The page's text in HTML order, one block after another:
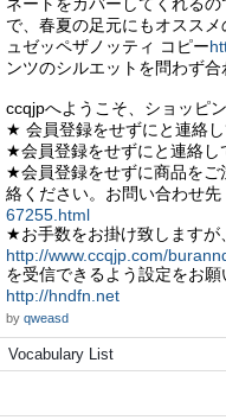
で、春夏の足元にもオスス
ュゼッペザノッティ コピー
ンツのシルエットを問わず合
ccqjpへようこそ、ショッピ
★ 会員登録をせずにと連絡
★会員登録をせずにと連絡し
★会員登録をせずに商品をご
絡ください。お問い合わせ先
67255.html
★お手数をお掛け致しますが
http://www.ccqjp.com/
を受信できるよう設定をお願
http://hndfn.net
by qweasd
Vocabulary List